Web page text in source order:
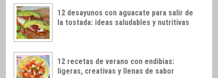
12 desayunos con aguacate para salir de
la tostada: ideas saludables y nutritivas
12 recetas de verano con endibias:
ligeras, creativas y llenas de sabor